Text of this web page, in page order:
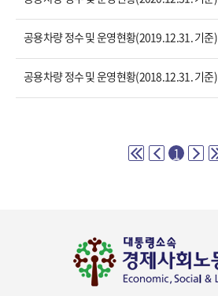
공용차량 정수 및 운영현황(2019.12.31. 기준)
공용차량 정수 및 운영현황(2018.12.31. 기준)
1